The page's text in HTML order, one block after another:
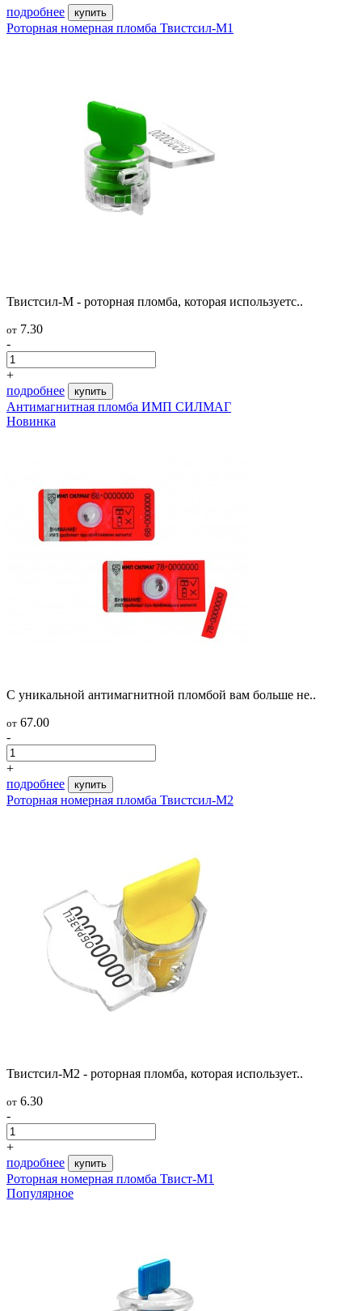
подробнее
купить
Роторная номерная пломба Твистсил-М1
Твистсил-М - роторная пломба, которая используетс..
от 7.30
-
+
подробнее
купить
Антимагнитная пломба ИМП СИЛМАГ
Новинка
С уникальной антимагнитной пломбой вам больше не..
от 67.00
-
+
подробнее
купить
Роторная номерная пломба Твистсил-М2
Твистсил-М2 - роторная пломба, которая использует..
от 6.30
-
+
подробнее
купить
Роторная номерная пломба Твист-М1
Популярное